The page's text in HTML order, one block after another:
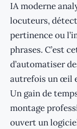
IA moderne
locuteurs,
pertinence ou
phrases. C’est
d’automatiser
autrefois un œil
Un gain de
montage
ouvert un